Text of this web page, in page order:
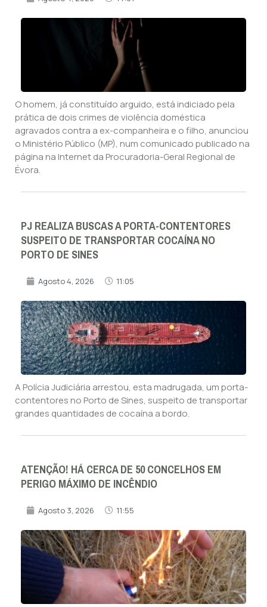
O homem, já constituído arguido, está indiciado pela
prática de dois crimes de violência doméstica
agravados contra a ex-companheira e o filho, anunciou
o Ministério Público (MP), num comunicado publicado na
página na Internet da Procuradoria-Geral Regional de
Évora.
PJ REALIZA BUSCAS A PORTA-CONTENTORES
SUSPEITO DE TRANSPORTAR COCAÍNA NO
PORTO DE SINES
Agosto 4, 2026 11:05
A Polícia Judiciária arrestou, esta madrugada, um porta-
contentores no Porto de Sines, suspeito de transportar
grandes quantidades de cocaína a bordo.
ATENÇÃO! HÁ CERCA DE 50 CONCELHOS EM
PERIGO MÁXIMO DE INCÊNDIO
Agosto 3, 2026 11:55